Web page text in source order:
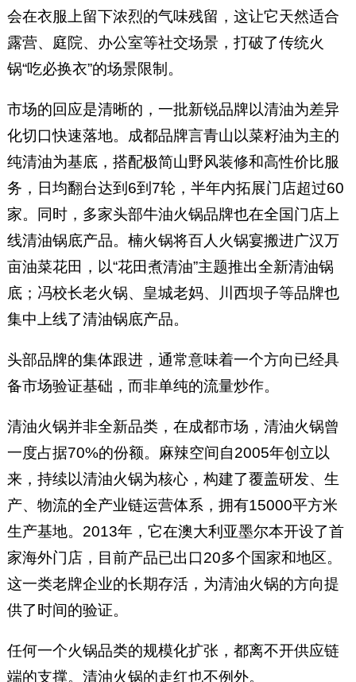
会在衣服上留下浓烈的气味残留，这让它天然适合
露营、庭院、办公室等社交场景，打破了传统火
锅“吃必换衣”的场景限制。
市场的回应是清晰的，一批新锐品牌以清油为差异
化切口快速落地。成都品牌言青山以菜籽油为主的
纯清油为基底，搭配极简山野风装修和高性价比服
务，日均翻台达到6到7轮，半年内拓展门店超过60
家。同时，多家头部牛油火锅品牌也在全国门店上
线清油锅底产品。楠火锅将百人火锅宴搬进广汉万
亩油菜花田，以“花田煮清油”主题推出全新清油锅
底；冯校长老火锅、皇城老妈、川西坝子等品牌也
集中上线了清油锅底产品。
头部品牌的集体跟进，通常意味着一个方向已经具
备市场验证基础，而非单纯的流量炒作。
清油火锅并非全新品类，在成都市场，清油火锅曾
一度占据70%的份额。麻辣空间自2005年创立以
来，持续以清油火锅为核心，构建了覆盖研发、生
产、物流的全产业链运营体系，拥有15000平方米
生产基地。2013年，它在澳大利亚墨尔本开设了首
家海外门店，目前产品已出口20多个国家和地区。
这一类老牌企业的长期存活，为清油火锅的方向提
供了时间的验证。
任何一个火锅品类的规模化扩张，都离不开供应链
端的支撑。清油火锅的走红也不例外。